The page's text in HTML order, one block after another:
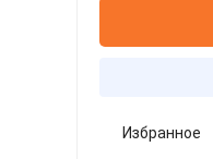
Избранное